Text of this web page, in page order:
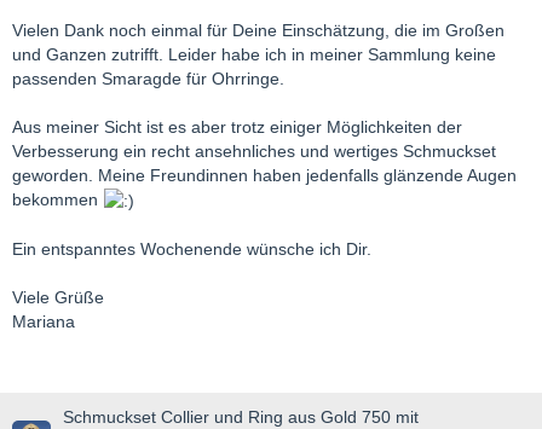
Vielen Dank noch einmal für Deine Einschätzung, die im Großen
und Ganzen zutrifft. Leider habe ich in meiner Sammlung keine
passenden Smaragde für Ohrringe.
Aus meiner Sicht ist es aber trotz einiger Möglichkeiten der
Verbesserung ein recht ansehnliches und wertiges Schmuckset
geworden. Meine Freundinnen haben jedenfalls glänzende Augen
bekommen
Ein entspanntes Wochenende wünsche ich Dir.
Viele Grüße
Mariana
Schmuckset Collier und Ring aus Gold 750 mit